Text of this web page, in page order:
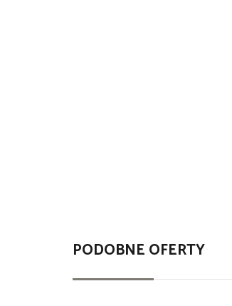
PODOBNE OFERTY